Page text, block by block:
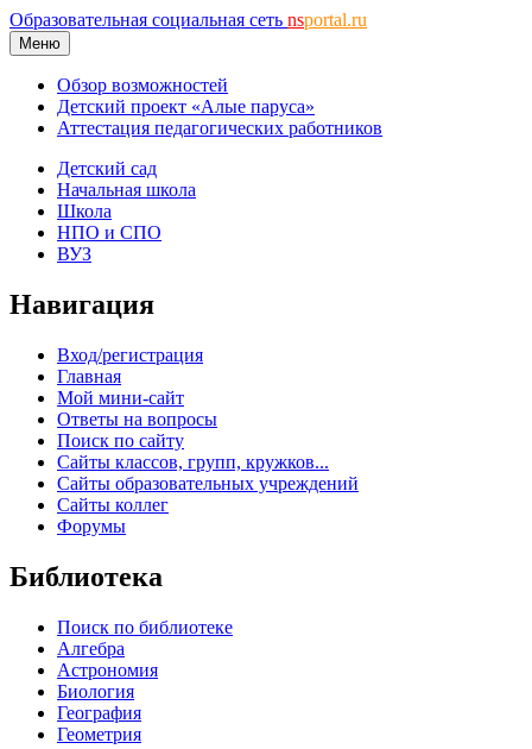
Образовательная социальная сеть nsportal.ru
Меню
Обзор возможностей
Детский проект «Алые паруса»
Аттестация педагогических работников
Детский сад
Начальная школа
Школа
НПО и СПО
ВУЗ
Навигация
Вход/регистрация
Главная
Мой мини-сайт
Ответы на вопросы
Поиск по сайту
Сайты классов, групп, кружков...
Сайты образовательных учреждений
Сайты коллег
Форумы
Библиотека
Поиск по библиотеке
Алгебра
Астрономия
Биология
География
Геометрия